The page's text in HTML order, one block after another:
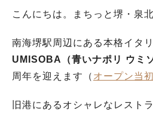
こんにちは。まちっと堺・泉
南海堺駅周辺にある本格イタ
UMISOBA（青いナポリ ウミ
周年を迎えます（ オープン当
旧港にあるオシャレなレスト